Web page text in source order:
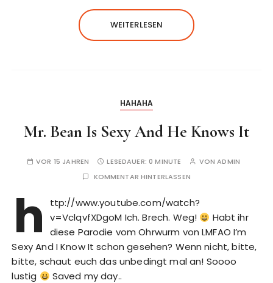
WEITERLESEN
HAHAHA
Mr. Bean Is Sexy And He Knows It
VOR 15 JAHREN LESEDAUER: 0 MINUTE VONADMIN
KOMMENTAR HINTERLASSEN
h
ttp://www.youtube.com/watch?
v=VclqvfXDgoM Ich. Brech. Weg!
Habt ihr
diese Parodie vom Ohrwurm von LMFAO I’m
Sexy And I Know It schon gesehen? Wenn nicht, bitte,
bitte, schaut euch das unbedingt mal an! Soooo
lustig
Saved my day..